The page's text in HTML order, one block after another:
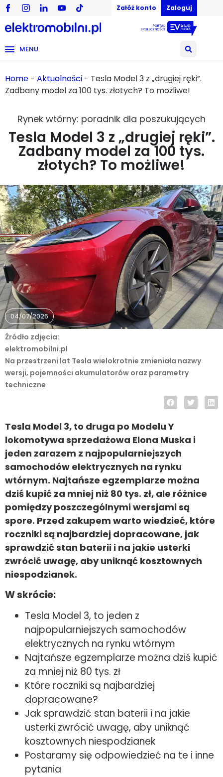
Załóż konto Zaloguj
MENU
Home - Aktualności - Tesla Model 3 z „drugiej ręki”.
Zadbany model za 100 tys. złotych? To możliwe!
Rynek wtórny: poradnik dla poszukujących
Tesla Model 3 z „drugiej ręki”.
Zadbany model za 100 tys.
złotych? To możliwe!
04/07/2026
Na przestrzeni lat Tesla wielokrotnie zmieniała nazwy
wersji, pojemności akumulatorów oraz parametry
techniczne
Źródło zdjęcia:
elektromobilni.pl
Tesla Model 3, to druga po Modelu Y
lokomotywa sprzedażowa Elona Muska i
jeden zarazem z najpopularniejszych
samochodów elektrycznych na rynku
wtórnym. Najtańsze egzemplarze można
dziś kupić za mniej niż 80 tys. zł, ale różnice
pomiędzy poszczególnymi wersjami są
spore. Przed zakupem warto wiedzieć, które
roczniki są najbardziej dopracowane, jak
sprawdzić stan baterii i na jakie usterki
zwrócić uwagę, aby uniknąć kosztownych
niespodzianek.
W skrócie:
Tesla Model 3, to jeden z
najpopularniejszych samochodów
elektrycznych na rynku wtórnym
Najtańsze egzemplarze można dziś kupić
za mniej niż 80 tys. zł
Które roczniki są najbardziej
dopracowane?
Jak sprawdzić stan baterii i na jakie
usterki zwrócić uwagę, aby uniknąć
kosztownych niespodzianek
Postaramy się odpowiedzieć na te i inne
pytania